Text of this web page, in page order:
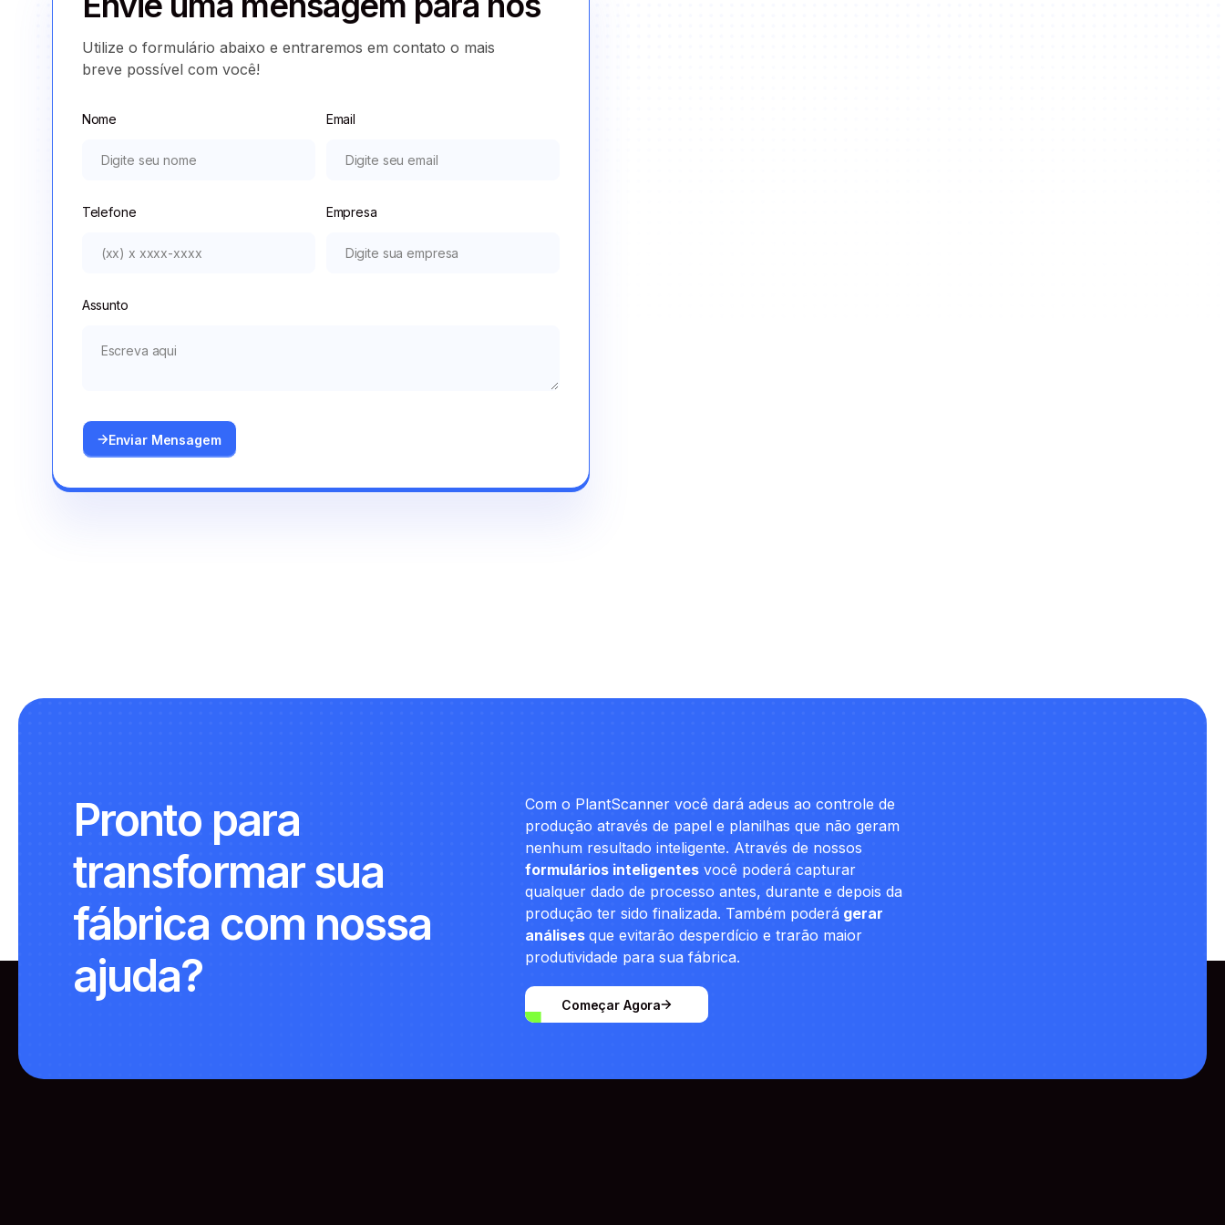
Utilize o formulário abaixo e entraremos em contato o mais
breve possível com você!
Nome Email
Telefone Empresa
Assunto
Enviar Mensagem
Pronto para
transformar sua
fábrica com nossa
ajuda?
Com o PlantScanner você dará adeus ao controle de
produção através de papel e planilhas que não geram
nenhum resultado inteligente. Através de nossos
formulários inteligentes você poderá capturar
qualquer dado de processo antes, durante e depois da
produção ter sido finalizada. Também poderá gerar
análises que evitarão desperdício e trarão maior
produtividade para sua fábrica.
Começar Agora